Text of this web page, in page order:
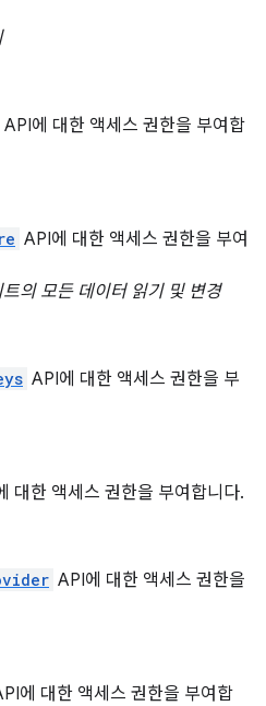
API에 대한 액세스 권한을 부여합
API에 대한 액세스 권한을 부여
의 모든 데이터 읽기 및 변경
API에 대한 액세스 권한을 부
대한 액세스 권한을 부여합니다.
API에 대한 액세스 권한을
에 대한 액세스 권한을 부여합